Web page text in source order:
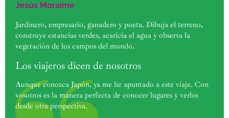
Jesús Moraime
Jardinero, empresario, ganadero y poeta. Dibuja el terreno,
construye estancias verdes, acaricia el agua y observa la
vegetación de los campos del mundo.
Los viajeros dicen de nosotros
Aunque conozca Japón, ya me he apuntado a este viaje. Con
vosotros es la manera perfecta de conocer lugares y verlos
desde otra perspectiva.